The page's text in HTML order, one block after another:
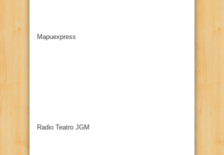
Mapuexpress
Radio Teatro JGM